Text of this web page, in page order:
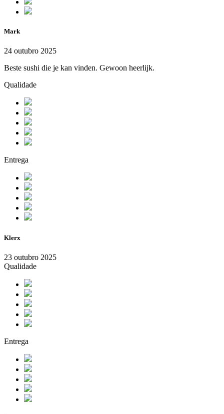
Mark
24 outubro 2025
Beste sushi die je kan vinden. Gewoon heerlijk.
Qualidade
Entrega
Klerx
23 outubro 2025
Qualidade
Entrega